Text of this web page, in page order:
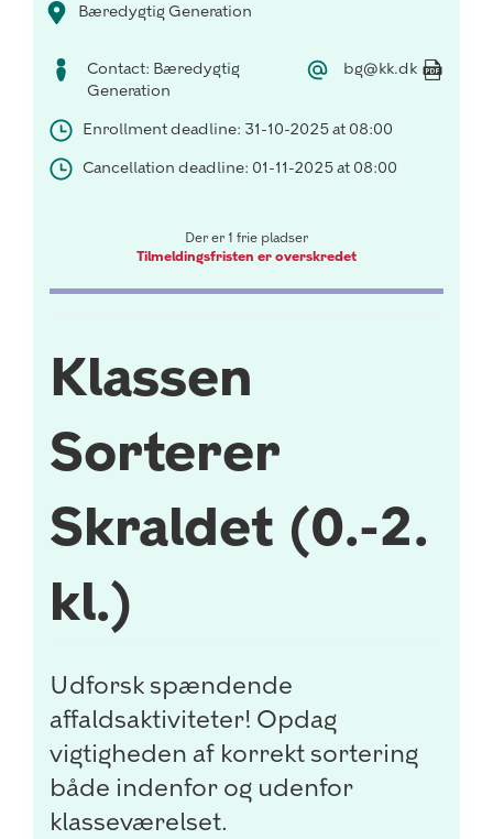
Bæredygtig Generation
Contact: Bæredygtig
Generation
bg@kk.dk
Enrollment deadline: 31-10-2025 at 08:00
Cancellation deadline: 01-11-2025 at 08:00
Der er 1 frie pladser
Tilmeldingsfristen er overskredet
Klassen
Sorterer
Skraldet (0.-2.
kl.)
Udforsk spændende
affaldsaktiviteter! Opdag
vigtigheden af korrekt sortering
både indenfor og udenfor
klasseværelset.